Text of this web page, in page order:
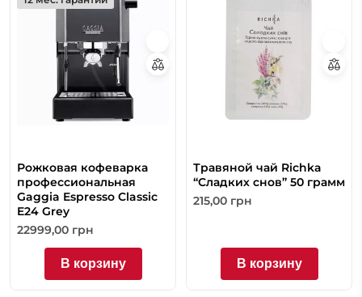
Рожковая кофеварка
профессиональная
Gaggia Espresso Classic
E24 Grey
22999,00 грн
В корзину
Травяной чай Richka
“Сладких снов” 50 грамм
215,00 грн
В корзину